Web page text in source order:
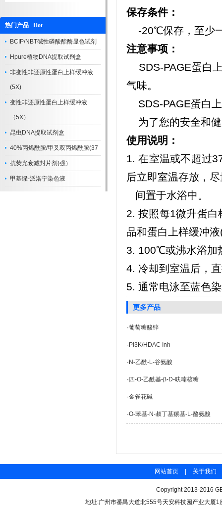
热门产品 Hot
BCIP/NBT碱性磷酸酯酶显色试剂
Hpure植物DNA提取试剂盒
非变性非还原性蛋白上样缓冲液
(5X)
变性非还原性蛋白上样缓冲液
（5X）
昆虫DNA提取试剂盒
40%丙烯酰胺/甲叉双丙烯酰胺(37
抗荧光衰减封片剂(强）
甲基绿-派洛宁染色液
保存条件：
-20℃保存，至少
注意事项：
SDS-PAGE蛋白
气味。
SDS-PAGE蛋白
为了您的安全和健
使用说明：
1. 在室温或不超过
后立即室温存放，
间置于水浴中。
2. 按照每1微升蛋
品和蛋白上样缓冲
3. 100℃或沸水浴加
4. 冷却到室温后，
5. 通常电泳至蓝色
更多产品
·葡萄糖酸锌
· PI3K/HDAC Inh
· N-乙酰-L-谷氨酸
· 四-O-乙酰基-β-D-呋喃核糖
·金雀花碱
·O-苯基-N-叔丁基羰基-L-酪氨酸
网站首页 关于我们
Copyright 2013-2016
地址:广州市番禺大道北555号天安科技园产业大厦